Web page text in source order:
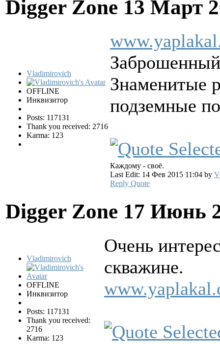
Digger Zone 13 Март
Vladimirovich
OFFLINE
Инквизитор
Posts: 117131
Thank you received: 2716
Karma: 123
Знаменитые
подземные
Каждому - своё.
Last Edit: 14 Фев 2015 11:04 by
Reply Quote
Digger Zone 17 Июнь
Vladimirovich
OFFLINE
Инквизитор
Posts: 117131
Thank you received:
2716
Karma: 123
Очень
скважине.